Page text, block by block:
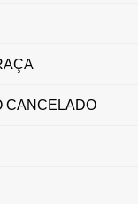
CANCELADO